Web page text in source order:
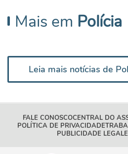
Mais em Polícia
Leia mais notícias de
FALE CONOSCOCENTRAL DO
POLÍTICA DE PRIVACIDADE
PUBLICIDADE LEGAL